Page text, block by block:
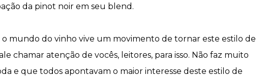
da pinot noir em seu blend.
mundo do vinho vive um movimento de tornar este estilo de
chamar atenção de vocês, leitores, para isso. Não faz muito
e que todos apontavam o maior interesse deste estilo de